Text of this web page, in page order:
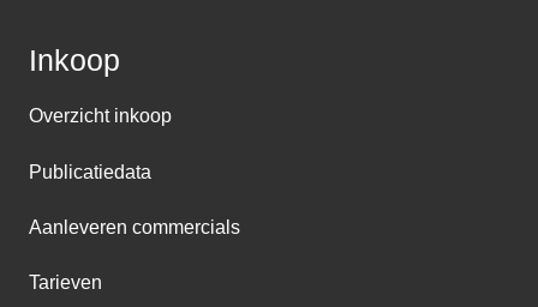
Inkoop
Overzicht inkoop
Publicatiedata
Aanleveren commercials
Tarieven